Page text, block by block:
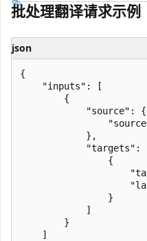
批处理翻译请求示例
json
{
    "inputs": [
        {
            "source": {
            },
"targets":
                {
                }
            ]
        }
    ]